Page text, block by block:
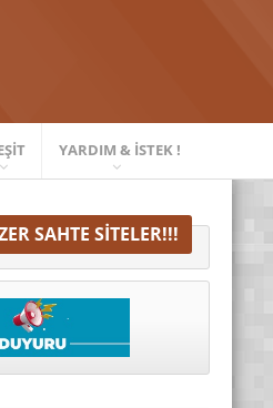
YARDIM & İSTEK !
SAHTE SITELER!!!